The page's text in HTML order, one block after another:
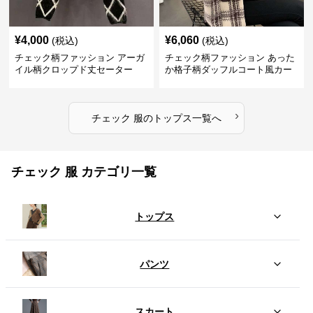
¥4,000 (税込)
チェック柄ファッション アーガ
イル柄クロップド丈セーター
¥6,060 (税込)
チェック柄ファッション あった
か格子柄ダッフルコート風カー
チェック 服のトップス一覧へ ›
チェック 服 カテゴリ一覧
トップス
パンツ